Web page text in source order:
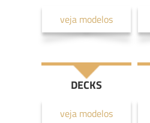
veja modelos
DECKS
veja modelos